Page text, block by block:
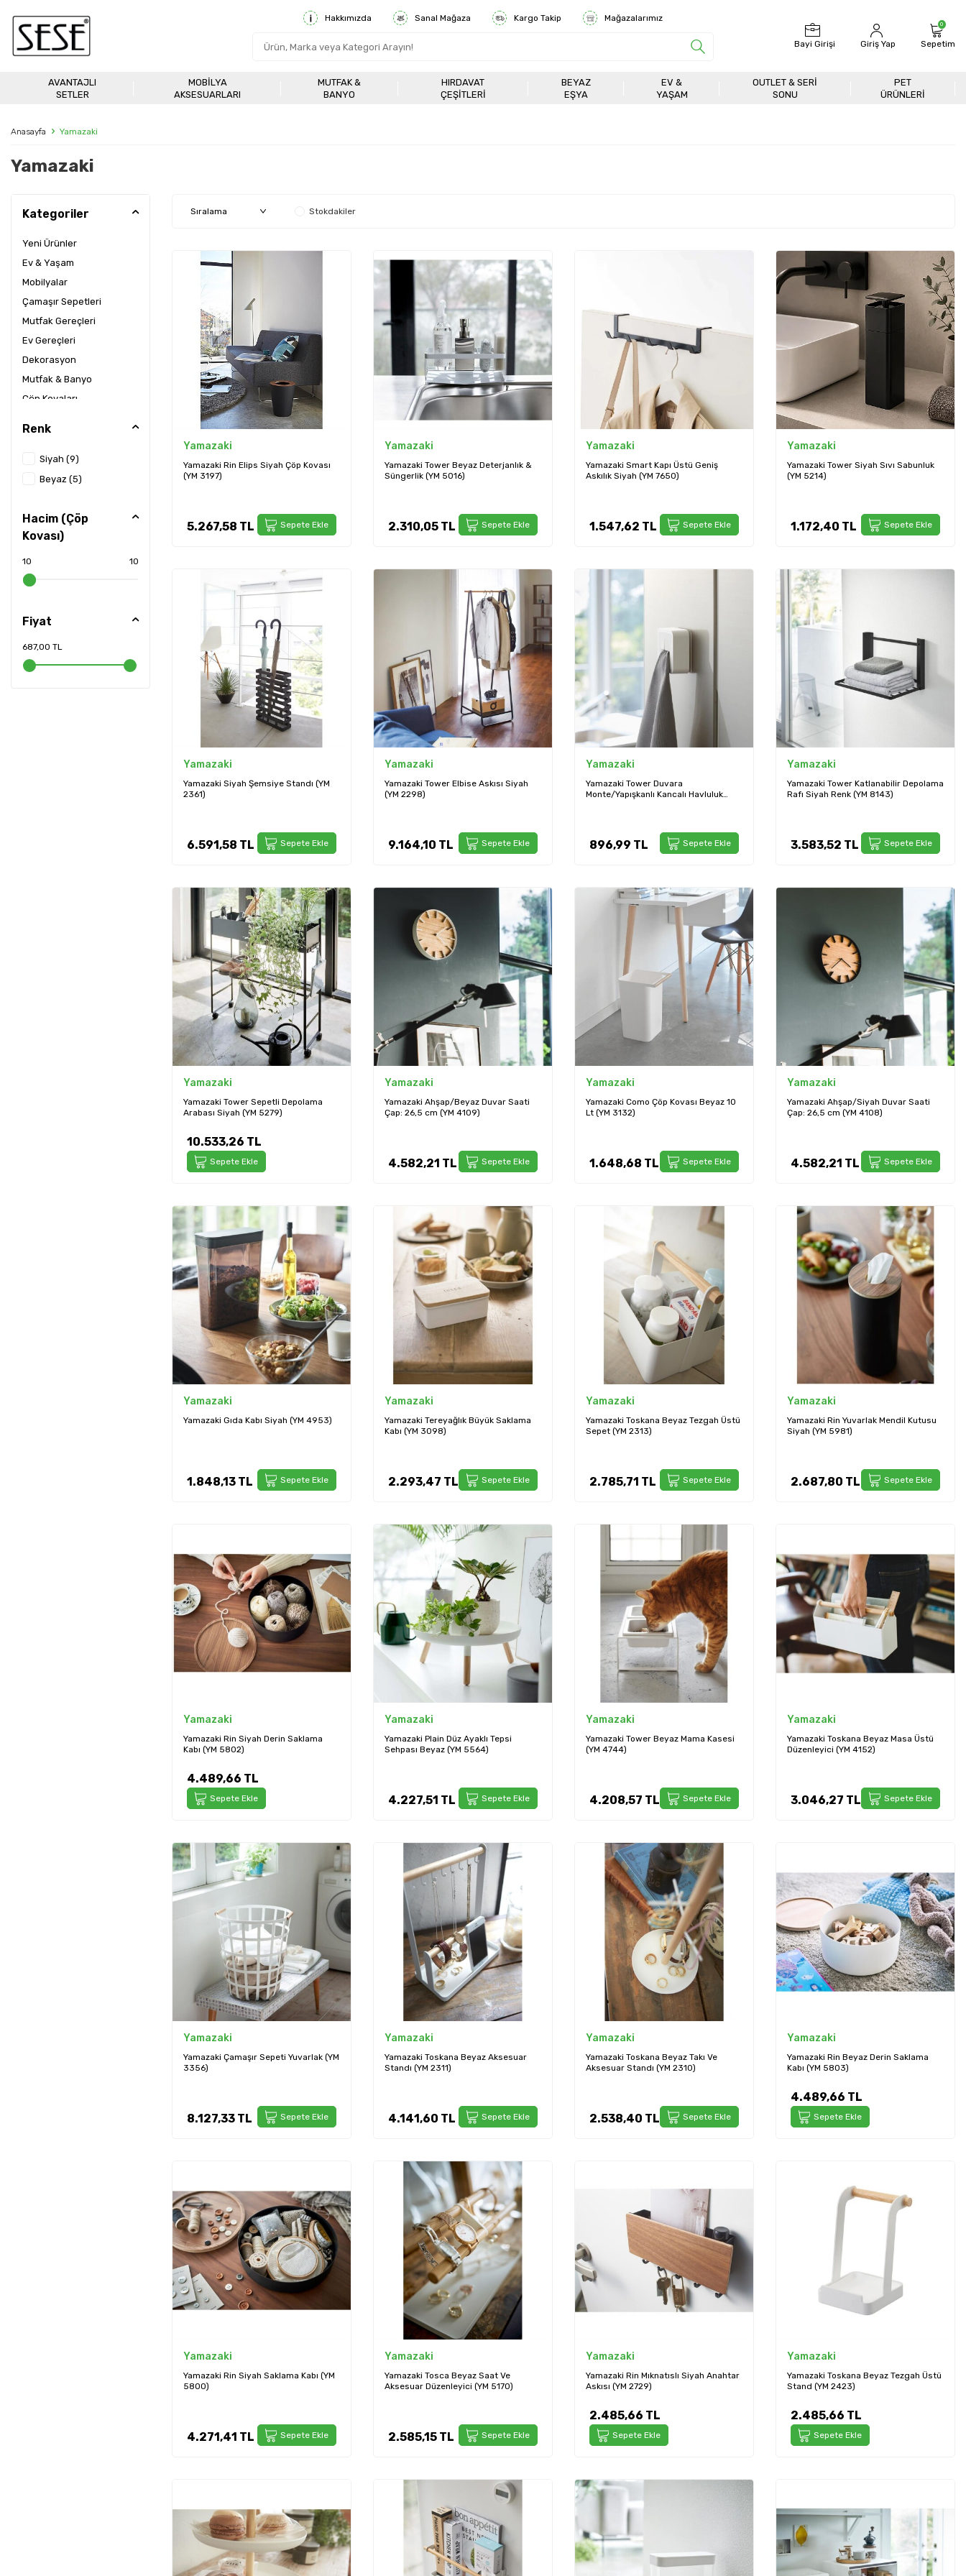
Hakkımızda Sanal Mağaza Kargo Takip Mağazalarımız
Bayi Girişi Giriş Yap
0
Sepetim
AVANTAJLI
SETLER
MOBILYA
AKSESUARLARI
MUTFAK &
BANYO
HIRDAVAT
ÇEŞITLERI
BEYAZ
EŞYA
EV &
YAŞAM
OUTLET & SERI
SONU
PET
ÜRÜNLERİ
Anasayfa Yamazaki
Yamazaki
Kategoriler
Yeni Ürünler
Ev & Yaşam
Mobilyalar
Çamaşır Sepetleri
Mutfak Gereçleri
Ev Gereçleri
Dekorasyon
Mutfak & Banyo
Çöp Kovaları
Servis & Sunum
Bulaşık Kurutmalıkları
Mutfak Sistemleri
Evcil Hayvan
Renk
Siyah (9)
Beyaz (5)
Hacim (Çöp
Kovası)
10 10
Fiyat
687,00 TL
Stokdakiler
Yamazaki
Yamazaki Rin Elips Siyah Çöp Kovası
(YM 3197)
5.267,58 TL Sepete Ekle
Yamazaki
Yamazaki Tower Beyaz Deterjanlık &
Süngerlik (YM 5016)
2.310,05 TL Sepete Ekle
Yamazaki
Yamazaki Smart Kapı Üstü Geniş
Askılık Siyah (YM 7650)
1.547,62 TL Sepete Ekle
Yamazaki
Yamazaki Tower Siyah Sıvı Sabunluk
(YM 5214)
1.172,40 TL Sepete Ekle
Yamazaki
Yamazaki Siyah Şemsiye Standı (YM
2361)
6.591,58 TL Sepete Ekle
Yamazaki
Yamazaki Tower Elbise Askısı Siyah
(YM 2298)
9.164,10 TL Sepete Ekle
Yamazaki
Yamazaki Tower Duvara
Monte/Yapışkanlı Kancalı Havluluk
896,99 TL Sepete Ekle
Yamazaki
Yamazaki Tower Katlanabilir Depolama
Rafı Siyah Renk (YM 8143)
3.583,52 TL Sepete Ekle
Yamazaki
Yamazaki Tower Sepetli Depolama
Arabası Siyah (YM 5279)
10.533,26 TL
Sepete Ekle
Yamazaki
Yamazaki Ahşap/Beyaz Duvar Saati
Çap: 26,5 cm (YM 4109)
4.582,21 TL Sepete Ekle
Yamazaki
Yamazaki Como Çöp Kovası Beyaz 10
Lt (YM 3132)
1.648,68 TL Sepete Ekle
Yamazaki
Yamazaki Ahşap/Siyah Duvar Saati
Çap: 26,5 cm (YM 4108)
4.582,21 TL Sepete Ekle
Yamazaki
Yamazaki Gıda Kabı Siyah (YM 4953)
1.848,13 TL Sepete Ekle
Yamazaki
Yamazaki Tereyağlık Büyük Saklama
Kabı (YM 3098)
2.293,47 TL Sepete Ekle
Yamazaki
Yamazaki Toskana Beyaz Tezgah Üstü
Sepet (YM 2313)
2.785,71 TL Sepete Ekle
Yamazaki
Yamazaki Rin Yuvarlak Mendil Kutusu
Siyah (YM 5981)
2.687,80 TL Sepete Ekle
Yamazaki
Yamazaki Rin Siyah Derin Saklama
Kabı (YM 5802)
4.489,66 TL
Sepete Ekle
Yamazaki
Yamazaki Plain Düz Ayaklı Tepsi
Sehpası Beyaz (YM 5564)
4.227,51 TL Sepete Ekle
Yamazaki
Yamazaki Tower Beyaz Mama Kasesi
(YM 4744)
4.208,57 TL Sepete Ekle
Yamazaki
Yamazaki Toskana Beyaz Masa Üstü
Düzenleyici (YM 4152)
3.046,27 TL Sepete Ekle
Yamazaki
Yamazaki Çamaşır Sepeti Yuvarlak (YM
3356)
8.127,33 TL Sepete Ekle
Yamazaki
Yamazaki Toskana Beyaz Aksesuar
Standı (YM 2311)
4.141,60 TL Sepete Ekle
Yamazaki
Yamazaki Toskana Beyaz Takı Ve
Aksesuar Standı (YM 2310)
2.538,40 TL Sepete Ekle
Yamazaki
Yamazaki Rin Beyaz Derin Saklama
Kabı (YM 5803)
4.489,66 TL
Sepete Ekle
Yamazaki
Yamazaki Rin Siyah Saklama Kabı (YM
5800)
4.271,41 TL Sepete Ekle
Yamazaki
Yamazaki Tosca Beyaz Saat Ve
Aksesuar Düzenleyici (YM 5170)
2.585,15 TL Sepete Ekle
Yamazaki
Yamazaki Rin Mıknatıslı Siyah Anahtar
Askısı (YM 2729)
2.485,66 TL
Sepete Ekle
Yamazaki
Yamazaki Toskana Beyaz Tezgah Üstü
Stand (YM 2423)
2.485,66 TL
Sepete Ekle